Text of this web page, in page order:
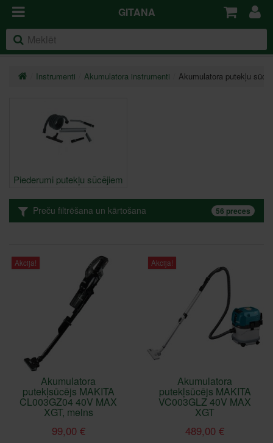
GITANA
Instrumenti Akumulatora instrumenti Akumulatora putekļu
Piederumi putekļu sūcējiem
Preču filtrēšana un kārtošana 56 preces
Akcija!
Akumulatora
putekļsūcējs MAKITA
CL003GZ04 40V MAX
XGT, melns
99,00 €
Akcija!
Akumulatora
putekļsūcējs MAKITA
VC003GLZ 40V MAX
XGT
489,00 €